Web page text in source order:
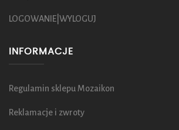
LOGOWANIE|WYLOGUJ
INFORMACJE
Regulamin sklepu Mozaikon
Reklamacje i zwroty